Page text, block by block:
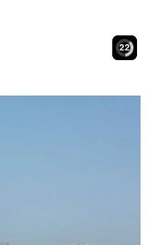
20